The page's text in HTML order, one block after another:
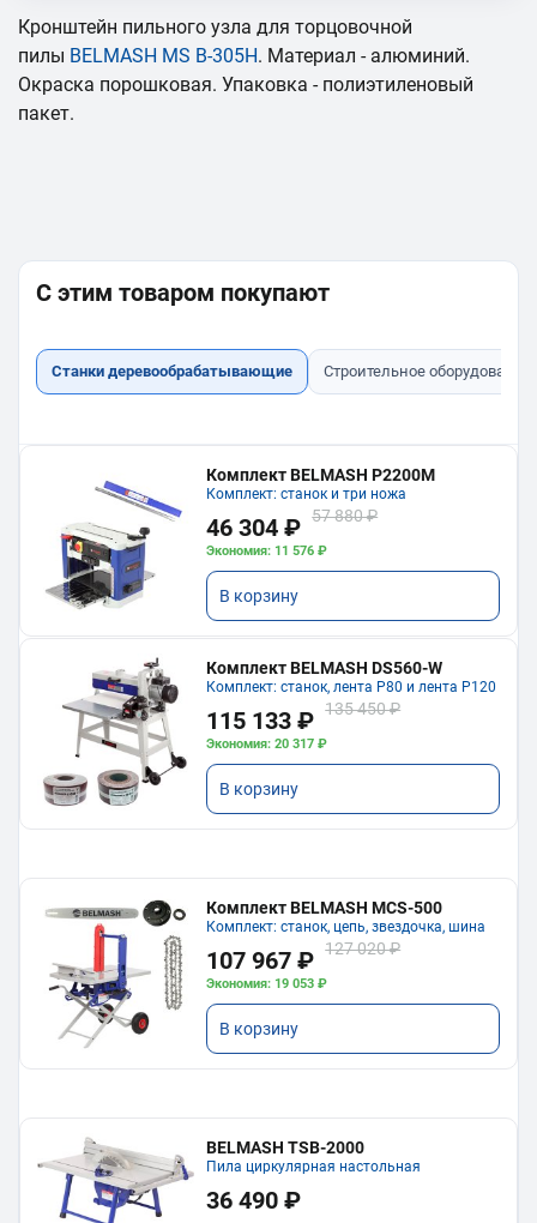
Кронштейн пильного узла для торцовочной
пилы BELMASH MS B-305H. Материал - алюминий.
Окраска порошковая. Упаковка - полиэтиленовый
пакет.
С этим товаром покупают
Станки деревообрабатывающие Строительное оборудование
Комплект BELMASH P2200M
Комплект: станок и три ножа
46 304 ₽ 57 880 ₽
Экономия: 11 576 ₽
В корзину
Комплект BELMASH DS560-W
Комплект: станок, лента P80 и лента P120
115 133 ₽ 135 450 ₽
Экономия: 20 317 ₽
В корзину
Комплект BELMASH MCS-500
Комплект: станок, цепь, звездочка, шина
107 967 ₽ 127 020 ₽
Экономия: 19 053 ₽
В корзину
BELMASH TSB-2000
Пила циркулярная настольная
36 490 ₽